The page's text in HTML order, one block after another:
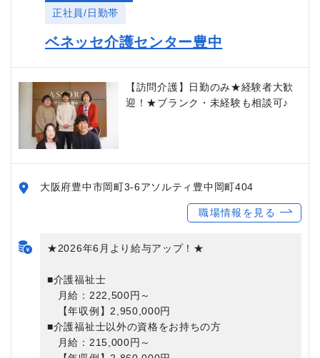
正社員/日勤帯
ベネッセ介護センター豊中
【訪問介護】日勤のみ★経験者大歓
迎！★ブランク・未経験も相談可♪
大阪府豊中市岡町3-6アソルティ豊中岡町404
職場情報を見る
★2026年6月より給与アップ！★
■介護福祉士
月給：222,500円～
【年収例】2,950,000円
■介護福祉士以外の資格をお持ちの方
月給：215,000円～